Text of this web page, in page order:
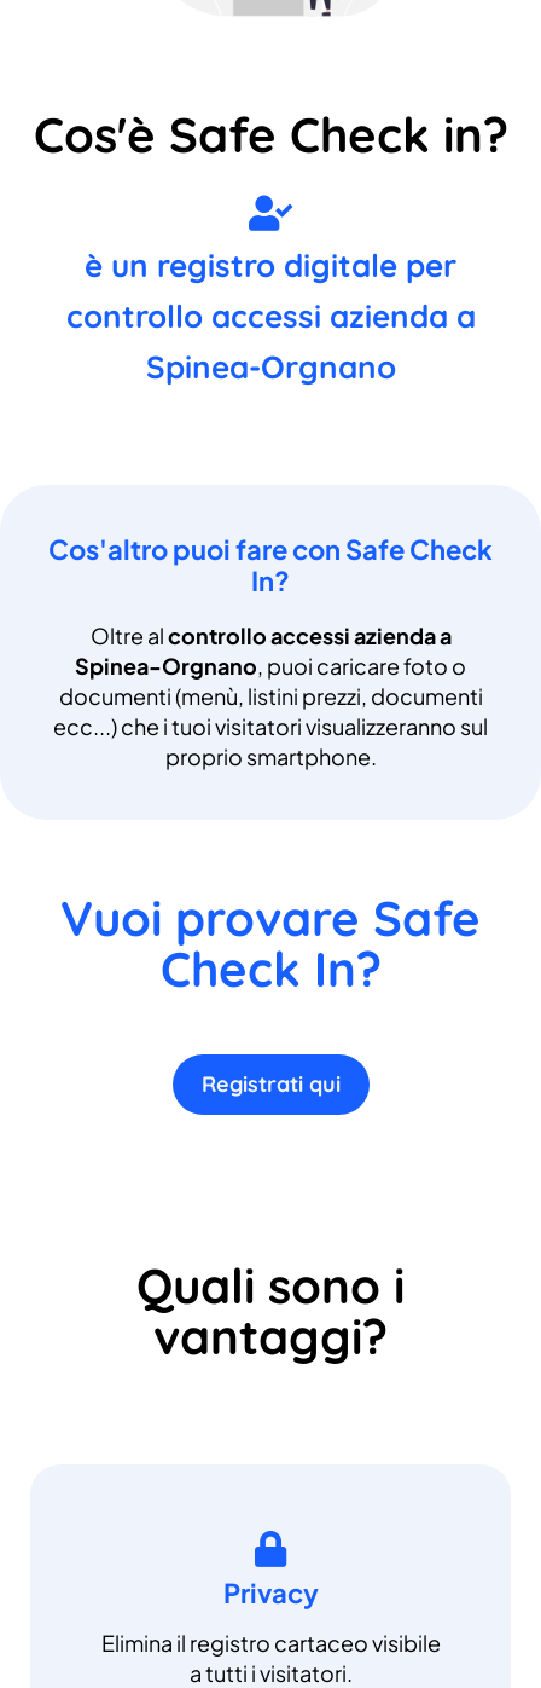
Cos'è Safe Check in?
è un registro digitale per
controllo accessi azienda a
Spinea-Orgnano
Cos'altro puoi fare con Safe Check
In?
Oltre alcontrollo accessi azienda a
Spinea-Orgnano, puoi caricare foto o
documenti (menù, listini prezzi, documenti
ecc...) che i tuoi visitatori visualizzeranno sul
proprio smartphone.
Vuoi provare Safe
Check In?
Registrati qui
Quali sono i
vantaggi?
Privacy
Elimina il registro cartaceo visibile
a tutti i visitatori.